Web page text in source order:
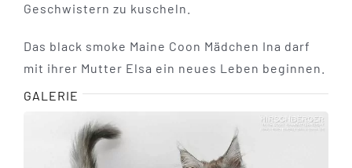
Geschwistern zu kuscheln.
Das black smoke Maine Coon Mädchen Ina darf
mit ihrer Mutter Elsa ein neues Leben beginnen.
GALERIE